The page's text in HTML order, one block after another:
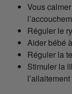
Vous
Réguler le
Aider bébé
Réguler la
Stimuler la
l’allaitement